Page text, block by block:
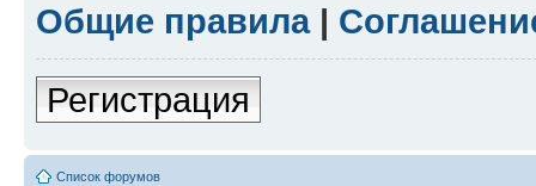
Общие правила|
Регистрация
Список форумов